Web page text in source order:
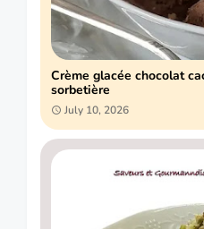
Crème glacée chocolat
sorbetière
July 10, 2026